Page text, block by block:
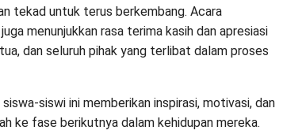
tekad untuk terus berkembang. Acara
menunjukkan rasa terima kasih dan apresiasi
dan seluruh pihak yang terlibat dalam proses
siswi ini memberikan inspirasi, motivasi, dan
ke fase berikutnya dalam kehidupan mereka.